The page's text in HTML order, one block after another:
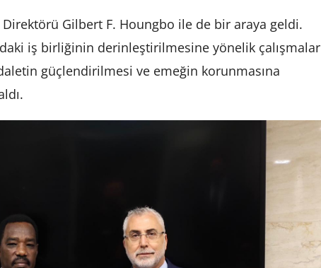
Direktörü Gilbert F. Houngbo ile de bir araya geldi.
iş birliğinin derinleştirilmesine yönelik çalışmalar
güçlendirilmesi ve emeğin korunmasına